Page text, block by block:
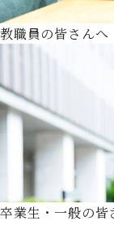
教職員の皆さんへ
卒業生・一般の皆